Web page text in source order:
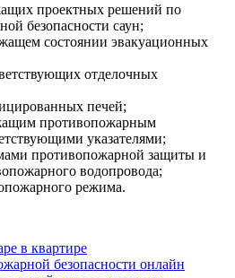
проектных решений по
безопасности саун;
состоянии эвакуационных
отделочных
печей;
противопожарным
указателями;
противопожарной защиты и
водопровода;
режима.
в квартире
безопасности онлайн